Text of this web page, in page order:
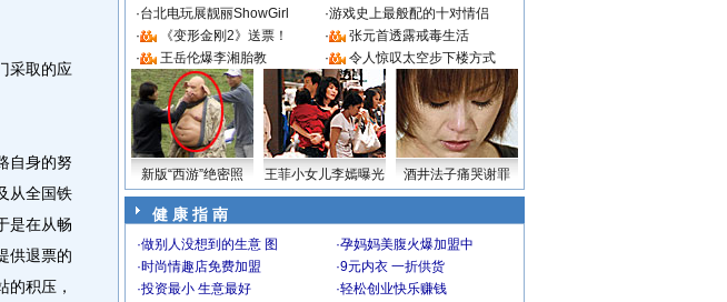
采取的应
自身的努
从全国铁
是在从畅
供退票的
的积压，
·台北电玩展靓丽ShowGirl ·游戏史上最般配的十对情侣
·
《变形金刚2》送票！ ·
张元首透露戒毒生活
·
王岳伦爆李湘胎教 · 令人惊叹太空步下楼方式
新版“西游”绝密照 王菲小女儿李嫣曝光 酒井法子痛哭谢罪
健 康 指 南
·做别人没想到的生意 图 ·孕妈妈美腹火爆加盟中
·时尚情趣店免费加盟 ·9元内衣 一折供货
·投资最小 生意最好 ·轻松创业快乐赚钱